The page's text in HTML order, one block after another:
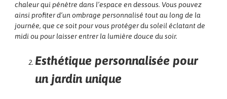
chaleur qui pénètre dans l’espace en dessous. Vous pouvez
ainsi profiter d’un ombrage personnalisé tout au long de la
journée, que ce soit pour vous protéger du soleil éclatant de
midi ou pour laisser entrer la lumière douce du soir.
Esthétique personnalisée pour
un jardin unique